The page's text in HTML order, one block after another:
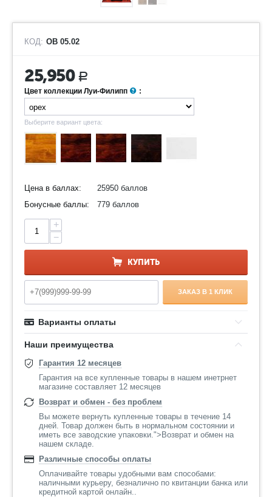
КОД: ОВ 05.02
25,950 Р
Цвет коллекции Луи-Филипп :
Выберите вариант цвета:
Цена в баллах:
25950 баллов
Бонусные баллы:
779 баллов
+
−
КУПИТЬ
ЗАКАЗ В 1 КЛИК
Варианты оплаты
Наши преимущества
Гарантия 12 месяцев
Гарантия на все купленные товары в нашем инетрнет
магазине составляет 12 месяцев
Возврат и обмен - без проблем
Вы можете вернуть купленные товары в течение 14
дней. Товар должен быть в нормальном состоянии и
иметь все заводские упаковки.">Возврат и обмен на
нашем складе.
Различные способы оплаты
Оплачивайте товары удобными вам способами:
наличными курьеру, безналично по квитанции банка или
кредитной картой онлайн..